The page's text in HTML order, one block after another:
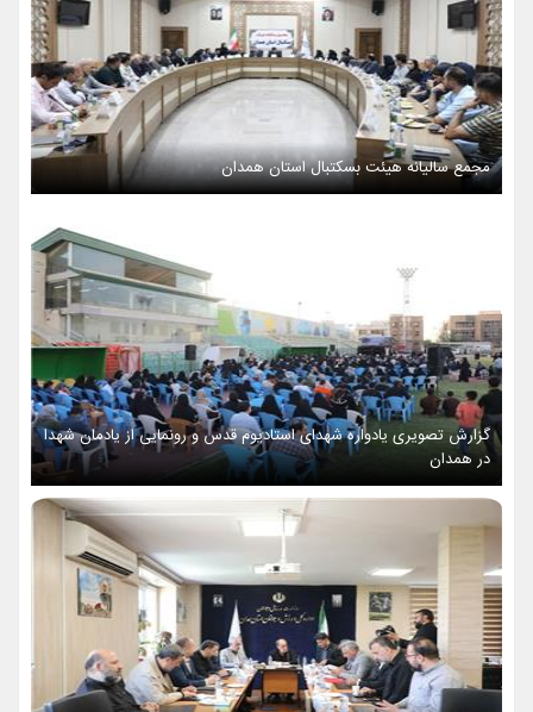
مجمع سالیانه هیئت بسکتبال استان همدان
گزارش تصویری یادواره شهدای استادیوم قدس و رونمایی از یادمان شهدا
در همدان